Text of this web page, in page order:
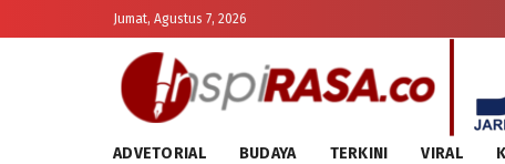
Jumat, Agustus 7, 2026
ADVETORIAL BUDAYA TERKINI VIRAL